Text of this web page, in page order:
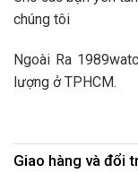
chúng tôi
Ngoài Ra
lượng ở TPHCM.
Giao hàng và đổi